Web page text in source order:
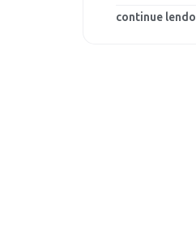
continue lendo